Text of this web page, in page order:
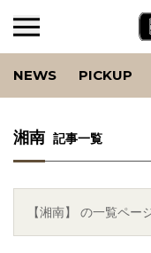
NEWS PICKUP
湘南 記事一覧
【湘南】 の一覧ペー